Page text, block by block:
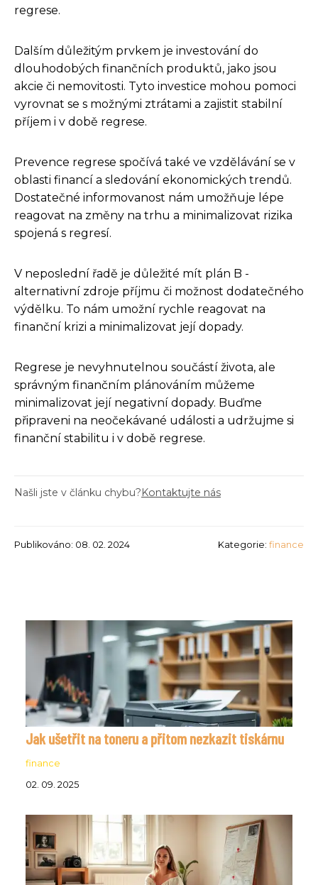
regrese.
Dalším důležitým prvkem je investování do
dlouhodobých finančních produktů, jako jsou
akcie či nemovitosti. Tyto investice mohou pomoci
vyrovnat se s možnými ztrátami a zajistit stabilní
příjem i v době regrese.
Prevence regrese spočívá také ve vzdělávání se v
oblasti financí a sledování ekonomických trendů.
Dostatečné informovanost nám umožňuje lépe
reagovat na změny na trhu a minimalizovat rizika
spojená s regresí.
V neposlední řadě je důležité mít plán B -
alternativní zdroje příjmu či možnost dodatečného
výdělku. To nám umožní rychle reagovat na
finanční krizi a minimalizovat její dopady.
Regrese je nevyhnutelnou součástí života, ale
správným finančním plánováním můžeme
minimalizovat její negativní dopady. Buďme
připraveni na neočekávané události a udržujme si
finanční stabilitu i v době regrese.
Našli jste v článku chybu?Kontaktujte nás
Publikováno: 08. 02. 2024 Kategorie: finance
Jak ušetřit na toneru a přitom nezkazit tiskárnu
finance
02. 09. 2025